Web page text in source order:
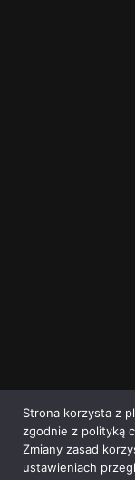
Strona korzysta z
zgodnie z polityką
Zmiany zasad
ustawieniach